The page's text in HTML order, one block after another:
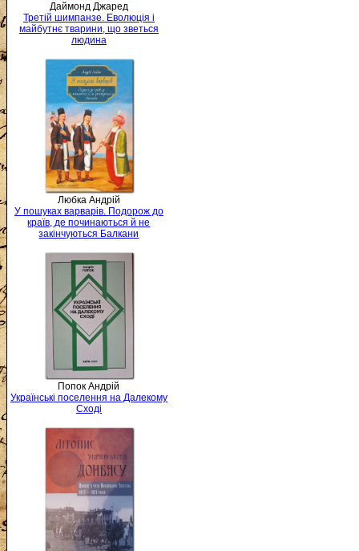
Даймонд Джаред
Третій шимпанзе. Еволюція і
майбутнє тварини, що зветься
людина
Любка Андрій
У пошуках варварів. Подорож до
країв, де починаються й не
закінчуються Балкани
Попок Андрій
Українські поселення на Далекому
Сході